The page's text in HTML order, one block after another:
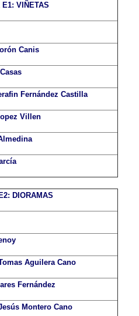
E1: VIÑETAS
Canis
Fernández Castilla
Villen
DIORAMAS
Aguilera Cano
Fernández
Montero Cano